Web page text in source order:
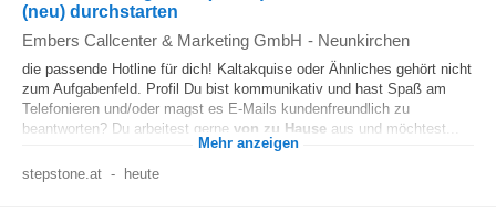
(neu) durchstarten
Embers Callcenter & Marketing GmbH - Neunkirchen
die passende Hotline für dich! Kaltakquise oder Ähnliches gehört nicht
zum Aufgabenfeld. Profil Du bist kommunikativ und hast Spaß am
Telefonieren und/oder magst es E-Mails kundenfreundlich zu
beantworten? Du arbeitest gerne von zu Hause aus und möchtest...
Mehr anzeigen
stepstone.at - heute